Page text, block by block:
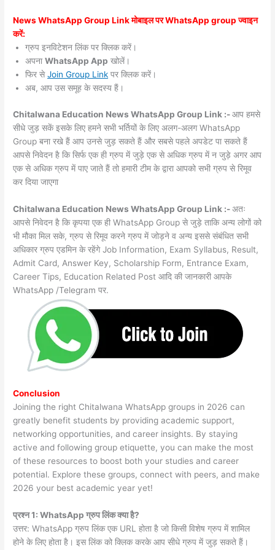
News WhatsApp Group Link मोबाइल पर WhatsApp group ज्वाइन
करें:
ग्रुप इनविटेशन लिंक पर क्लिक करें।
अपनाWhatsApp App खोलें।
फिर सेJoin Group Link पर क्लिक करें।
अब, आप उस समूह के सदस्य हैं।
Chitalwana Education News WhatsApp Group Link :-आप हमसे
सीधे जुड़ सकें इसके लिए हमने सभी भर्तियों के लिए अलग-अलग WhatsApp
Group बना रखे हैं आप उनसे जुड़ सकते हैं और सबसे पहले अपडेट पा सकते हैं
आपसे निवेदन है कि सिर्फ एक ही ग्रुप में जुड़े एक से अधिक ग्रुप में न जुड़े अगर आप
एक से अधिक ग्रुप में पाए जाते हैं तो हमारी टीम के द्वारा आपको सभी ग्रुप से रिमूव
कर दिया जाएगा
Chitalwana Education News WhatsApp Group Link :-अतः
आपसे निवेदन है कि कृपया एक ही WhatsApp Group से जुड़े ताकि अन्य लोगों को
भी मौका मिल सके, ग्रुप से रिमूव करने ग्रुप में जोड़ने व अन्य इससे संबंधित सभी
अधिकार ग्रुप एडमिन के रहेंगे Job Information, Exam Syllabus, Result,
Admit Card, Answer Key, Scholarship Form, Entrance Exam,
Career Tips, Education Related Post आदि की जानकारी आपके
WhatsApp /Telegram पर.
Conclusion
Joining the right Chitalwana WhatsApp groups in 2026 can
greatly benefit students by providing academic support,
networking opportunities, and career insights. By staying
active and following group etiquette, you can make the most
of these resources to boost both your studies and career
potential. Explore these groups, connect with peers, and make
2026 your best academic year yet!
प्रश्न 1: WhatsApp ग्रुप लिंक क्या है?
उत्तर: WhatsApp ग्रुप लिंक एक URL होता है जो किसी विशेष ग्रुप में शामिल
होने के लिए होता है। इस लिंक को क्लिक करके आप सीधे ग्रुप में जुड़ सकते हैं।